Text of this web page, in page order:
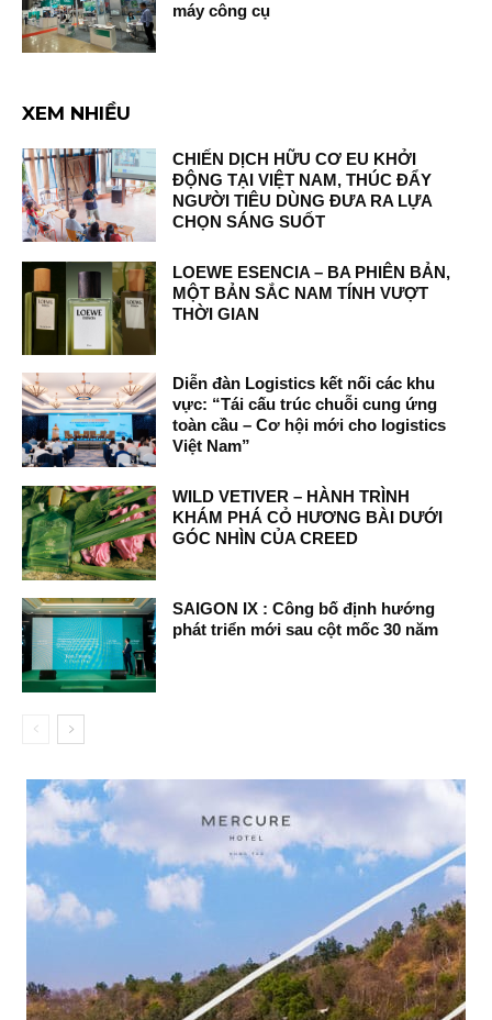
máy công cụ
XEM NHIỀU
CHIẾN DỊCH HỮU CƠ EU KHỞI
ĐỘNG TẠI VIỆT NAM, THÚC ĐẨY
NGƯỜI TIÊU DÙNG ĐƯA RA LỰA
CHỌN SÁNG SUỐT
LOEWE ESENCIA – BA PHIÊN BẢN,
MỘT BẢN SẮC NAM TÍNH VƯỢT
THỜI GIAN
Diễn đàn Logistics kết nối các khu
vực: “Tái cấu trúc chuỗi cung ứng
toàn cầu – Cơ hội mới cho logistics
Việt Nam”
WILD VETIVER – HÀNH TRÌNH
KHÁM PHÁ CỎ HƯƠNG BÀI DƯỚI
GÓC NHÌN CỦA CREED
SAIGON IX : Công bố định hướng
phát triển mới sau cột mốc 30 năm